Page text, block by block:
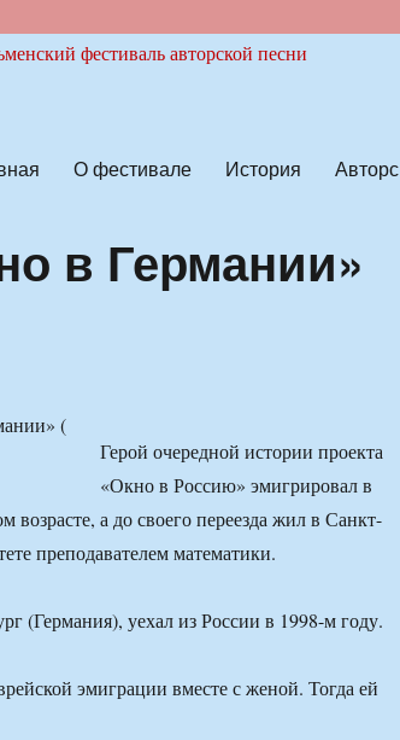
О фестивале История
в Германии»
Герой очередной истории проекта
«Окно в Россию» эмигрировал в
а до своего переезда жил в Санкт-
преподавателем математики.
(Германия), уехал из России в 1998-м году.
эмиграции вместе с женой. Тогда ей